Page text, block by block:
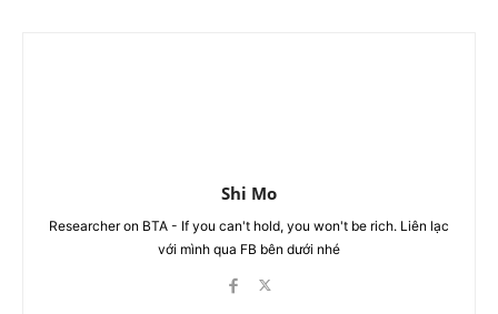
Shi Mo
Researcher on BTA - If you can't hold, you won't be rich. Liên lạc
với mình qua FB bên dưới nhé